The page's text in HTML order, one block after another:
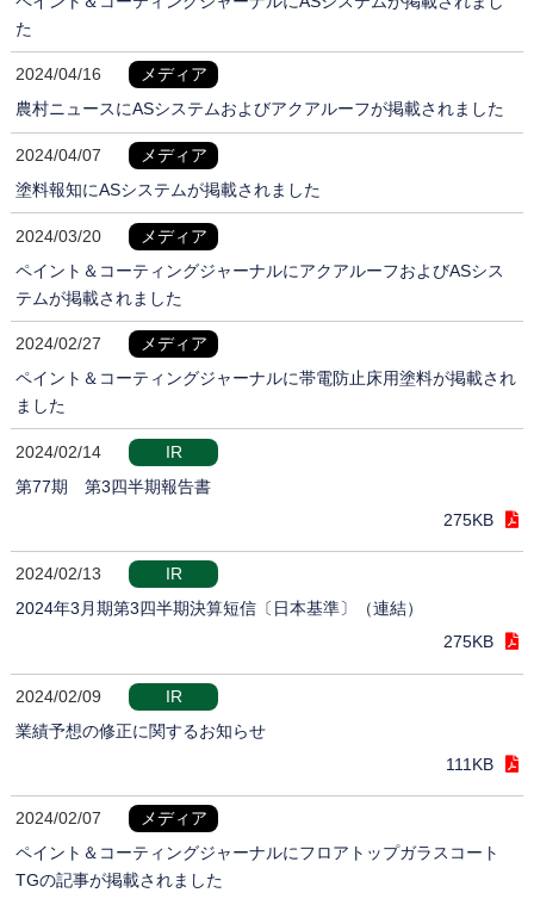
た
2024/04/16
メディア
農村ニュースにASシステムおよびアクアルーフが掲載されました
2024/04/07
メディア
塗料報知にASシステムが掲載されました
2024/03/20
メディア
ペイント＆コーティングジャーナルにアクアルーフおよびASシス
テムが掲載されました
2024/02/27
メディア
ペイント＆コーティングジャーナルに帯電防止床用塗料が掲載され
ました
2024/02/14
IR
第77期 第3四半期報告書
275KB
2024/02/13
IR
2024年3月期第3四半期決算短信〔日本基準〕（連結）
275KB
2024/02/09
IR
業績予想の修正に関するお知らせ
111KB
2024/02/07
メディア
ペイント＆コーティングジャーナルにフロアトップガラスコート
TGの記事が掲載されました